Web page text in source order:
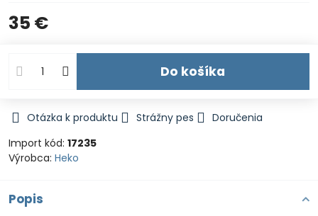
35 €
Do košíka
Otázka k produktu Strážny pes
Doručenia
Import kód: 17235
Výrobca: Heko
Popis